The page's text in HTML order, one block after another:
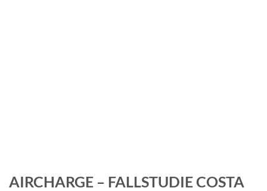
AIRCHARGE – FALLSTUDIE COSTA